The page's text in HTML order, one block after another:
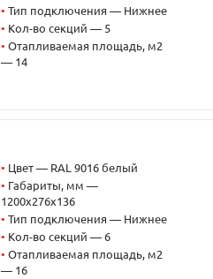
• Тип подключения — Нижнее
• Кол-во секций — 5
• Отапливаемая площадь, м2
— 14
• Цвет — RAL 9016 белый
• Габариты, мм —
1200x276x136
• Тип подключения — Нижнее
• Кол-во секций — 6
• Отапливаемая площадь, м2
— 16